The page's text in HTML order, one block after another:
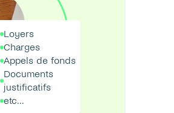
Loyers
Charges
Appels de fonds
Documents
justificatifs
etc...